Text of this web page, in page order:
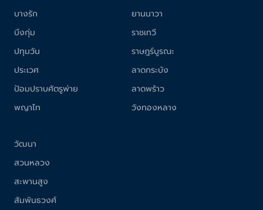
บางรัก
บึงกุ่ม
ปทุมวัน
ประเวศ
ป้อมปราบศัตรูพ่าย
พญาไท
ยานนาวา
ราชเทวี
ราษฎร์บูรณะ
ลาดกระบัง
ลาดพร้าว
วังทองหลาง
วัฒนา
สวนหลวง
สะพานสูง
สัมพันธวงศ์